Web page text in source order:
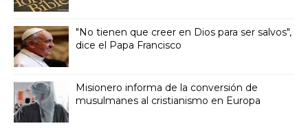
"No tienen que creer en Dios para ser salvos",
dice el Papa Francisco
Misionero informa de la conversión de
musulmanes al cristianismo en Europa